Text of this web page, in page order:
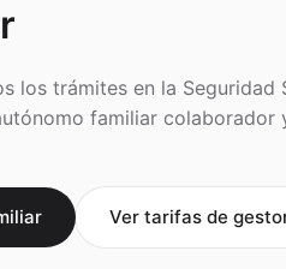
los trámites en la Seguridad
familiar colaborador
Ver tarifas de